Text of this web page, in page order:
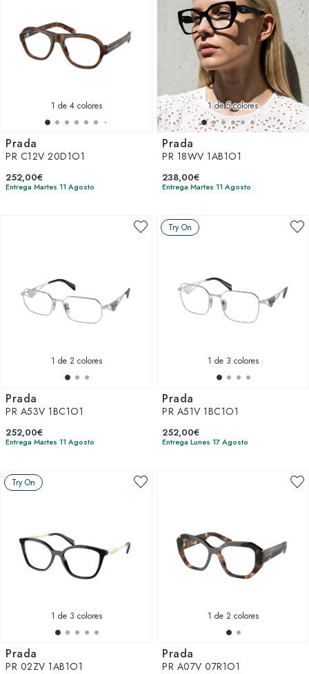
1 de 4 colores
Prada
PR C12V 20D1O1
252,00€
Entrega Martes 11 Agosto
1de 5 colores
Prada
PR 18WV 1AB1O1
238,00€
Entrega Martes 11 Agosto
1 de 2 colores
Prada
PR A53V 1BC1O1
252,00€
Entrega Martes 11 Agosto
Try On
1 de 3 colores
Prada
PR A51V 1BC1O1
252,00€
Entrega Lunes 17 Agosto
Try On
1 de 3 colores
Prada
PR 02ZV 1AB1O1
1 de 2 colores
Prada
PR A07V 07R1O1